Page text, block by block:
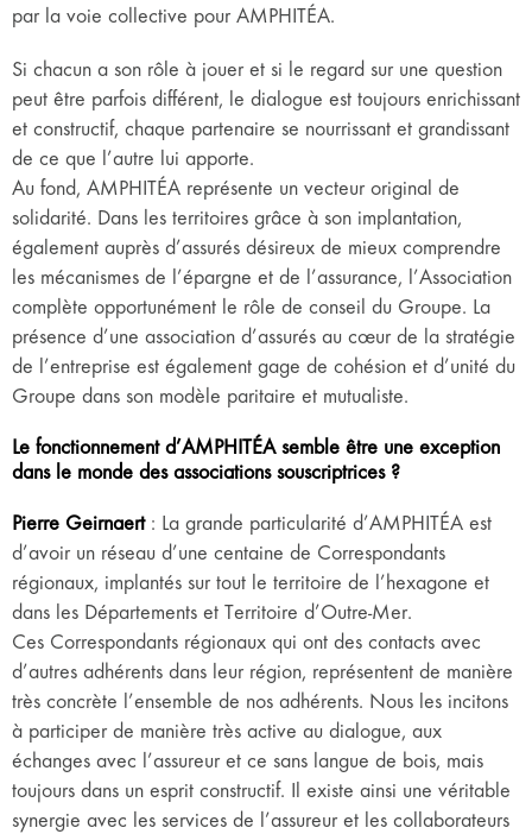
par la voie collective pour AMPHITÉA.
Si chacun a son rôle à jouer et si le regard sur une question
peut être parfois différent, le dialogue est toujours enrichissant
et constructif, chaque partenaire se nourrissant et grandissant
de ce que l’autre lui apporte.
Au fond, AMPHITÉA représente un vecteur original de
solidarité. Dans les territoires grâce à son implantation,
également auprès d’assurés désireux de mieux comprendre
les mécanismes de l’épargne et de l’assurance, l’Association
complète opportunément le rôle de conseil du Groupe. La
présence d’une association d’assurés au cœur de la stratégie
de l’entreprise est également gage de cohésion et d’unité du
Groupe dans son modèle paritaire et mutualiste.
Le fonctionnement d’AMPHITÉA semble être une exception
dans le monde des associations souscriptrices ?
Pierre Geirnaert: La grande particularité d’AMPHITÉA est
d’avoir un réseau d’une centaine de Correspondants
régionaux, implantés sur tout le territoire de l’hexagone et
dans les Départements et Territoire d’Outre-Mer.
Ces Correspondants régionaux qui ont des contacts avec
d’autres adhérents dans leur région, représentent de manière
très concrète l’ensemble de nos adhérents. Nous les incitons
à participer de manière très active au dialogue, aux
échanges avec l’assureur et ce sans langue de bois, mais
toujours dans un esprit constructif. Il existe ainsi une véritable
synergie avec les services de l’assureur et les collaborateurs